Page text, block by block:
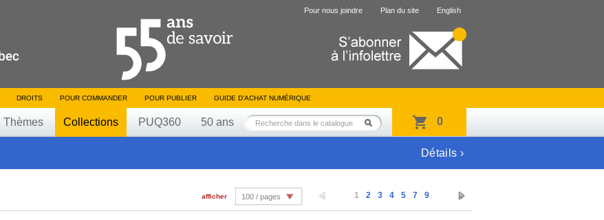
Pour nous joindre Plan du site English
DROITS POUR COMMANDER POUR PUBLIER GUIDE D’ACHAT NUMÉRIQUE
Thèmes Collections PUQ360 50 ans 0
Détails ›
1 2 3 4 5 7 9
afficher 100 / pages